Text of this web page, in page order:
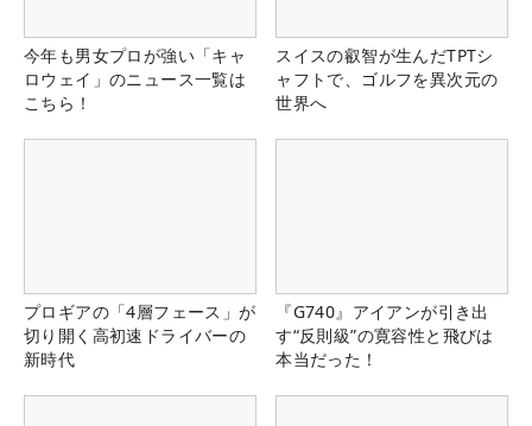
今年も男女プロが強い「キャ
ロウェイ」のニュース一覧は
こちら！
スイスの叡智が生んだTPTシ
ャフトで、ゴルフを異次元の
世界へ
プロギアの「4層フェース」が
切り開く高初速ドライバーの
新時代
『G740』アイアンが引き出
す“反則級”の寛容性と飛びは
本当だった！